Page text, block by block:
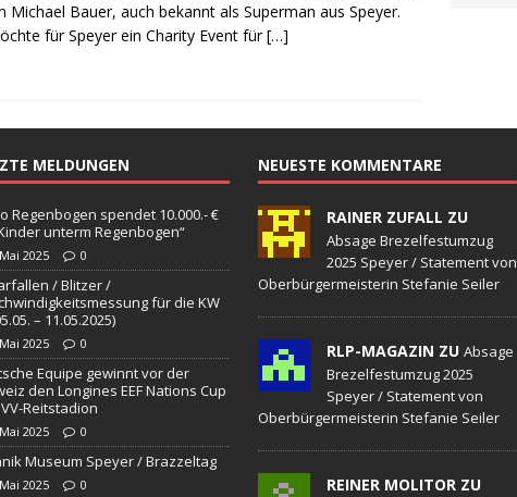
/ Öffentlichkeitsfahndung
BLAULICHTMELDUNGEN
BLAULICHTMELDUNGEN
– Militärischer Übungsplatz Dudenhofen / Speyer
UMWELT
spendet 10.000.- € an „Kinder unterm Regenbogen“
/ Blitzer / Geschwindigkeitsmessung für die KW 19 (05.05. –
gewinnt vor der Schweiz den Longines EEF Nations Cup im
Speyer / Brazzeltag
SPEYER
Michael Bauer, auch bekannt als Superman aus Speyer.
für Speyer ein Charity Event für[…]
MELDUNGEN
Regenbogen spendet 10.000.- €
unterm Regenbogen“
2025 0
/ Blitzer /
für die KW
– 11.05.2025)
2025 0
Equipe gewinnt vor der
den Longines EEF Nations Cup
Reitstadion
2025 0
Museum Speyer / Brazzeltag
2025 0
NEUESTE KOMMENTARE
RAINER ZUFALL ZU
Absage Brezelfestumzug
2025 Speyer / Statement von
Oberbürgermeisterin Stefanie Seiler
RLP-MAGAZIN ZU Absage
Brezelfestumzug 2025
Speyer / Statement von
Oberbürgermeisterin Stefanie Seiler
REINER MOLITOR ZU